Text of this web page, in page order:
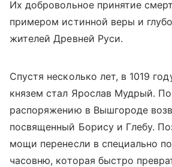
Их добровольное принятие
примером истинной веры и
жителей Древней Руси.
Спустя несколько лет, в 1019
князем стал Ярослав Мудрый. По
распоряжению в Вышгороде
посвященный Борису и Глебу.
мощи перенесли в специально
часовню, которая быстро